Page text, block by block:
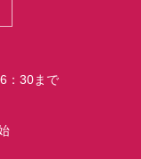
：30まで